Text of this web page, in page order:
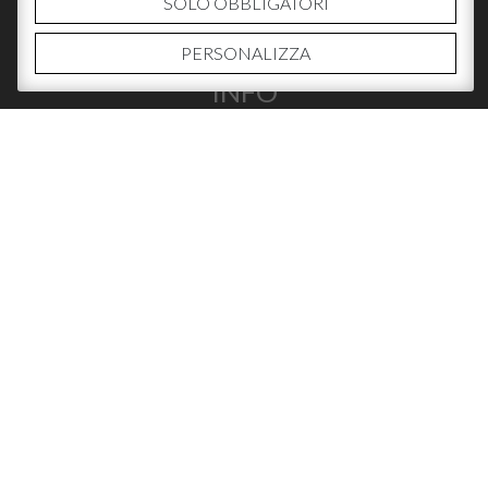
INFO
PERSONALIZZA